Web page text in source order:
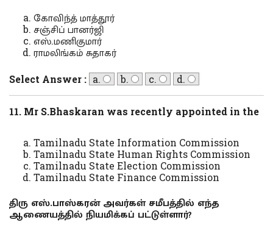
கோவிந்த் மாத்தூர்
சஞ்சிப் பானர்ஜி
எஸ்.மணிகுமார்
ராமலிங்கம் சுதாகர்
Select Answer : a. b. c. d.
11. Mr S.Bhaskaran was recently appointed in the
Tamilnadu State Information Commission
Tamilnadu State Human Rights Commission
Tamilnadu State Election Commission
Tamilnadu State Finance Commission
திரு எஸ்.பாஸ்கரன் அவர்கள் சமீபத்தில் எந்த
ஆணையத்தில் நியமிக்கப் பட்டுள்ளார்?